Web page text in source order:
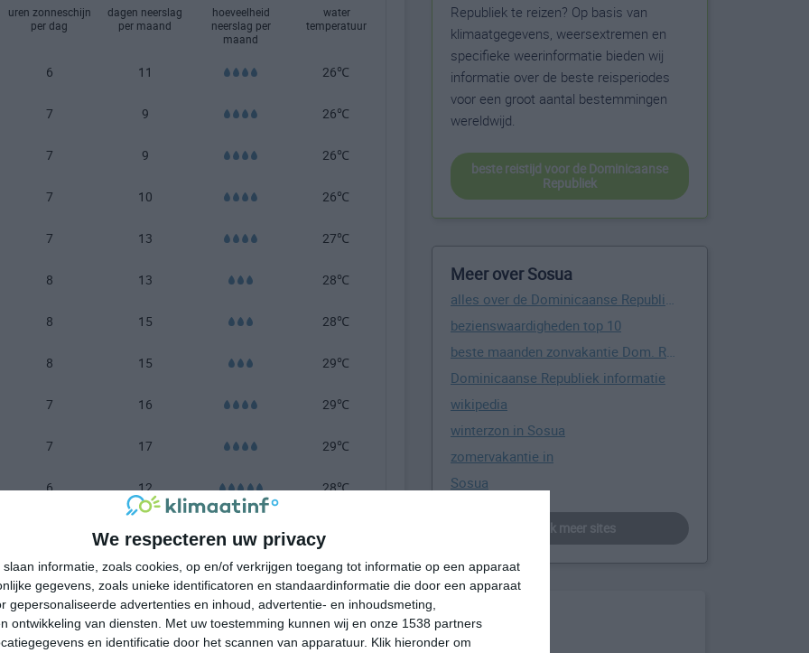
We respecteren uw privacy
slaan informatie, zoals cookies, op en/of verkrijgen toegang tot informatie op een apparaat
gegevens, zoals unieke identificatoren en standaardinformatie die door een apparaat
gepersonaliseerde advertenties en inhoud, advertentie- en inhoudsmeting,
ontwikkeling van diensten.
Met uw toestemming kunnen wij en onze 1538 partners
en identificatie door het scannen van apparatuur. Klik hieronder om
uren zonneschijn
per dag
dagen neerslag
per maand
hoeveelheid
neerslag per
maand
water
temperatuur
6 11 26℃
7 9 26℃
7 9 26℃
7 10 26℃
7 13 27℃
8 13 28℃
8 15 28℃
8 15 29℃
7 16 29℃
7 17 29℃
6 12 28℃
mm = |101-200 mm = | meer dan 200 mm =
Republiek te reizen? Op basis van
klimaatgegevens, weersextremen en
specifieke weerinformatie bieden wij
informatie over de beste reisperiodes
voor een groot aantal bestemmingen
wereldwijd.
beste reistijd voor de Dominicaanse
Republiek
Meer over Sosua
alles over de Dominicaanse Republiek
bezienswaardigheden top 10
beste maanden zonvakantie Dom. Rep.
Dominicaanse Republiek informatie
wikipedia
winterzon in Sosua
zomervakantie in
Sosua
bekijk meer sites